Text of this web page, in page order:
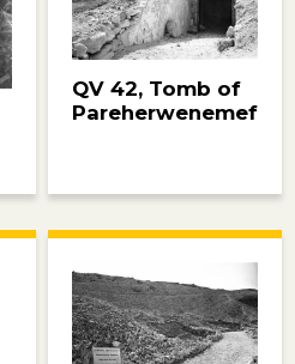
QV 42, Tomb of
Pareherwenemef